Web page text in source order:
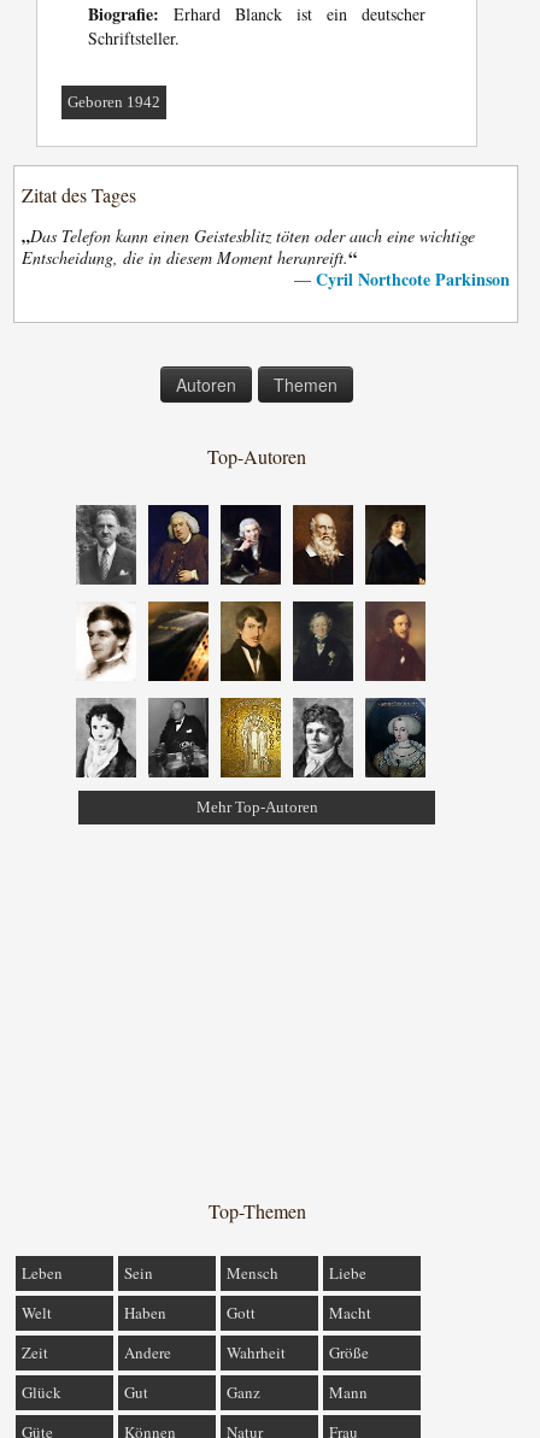
Biografie: Erhard Blanck ist ein deutscher
Schriftsteller.
Geboren 1942
Zitat des Tages
„Das Telefon kann einen Geistesblitz töten oder auch eine wichtige
Entscheidung, die in diesem Moment heranreift.“
— Cyril Northcote Parkinson
Autoren Themen
Top-Autoren
Mehr Top-Autoren
Top-Themen
Leben Sein Mensch
Liebe
Welt
Haben Gott
Macht
Zeit
Andere Wahrheit
Größe
Glück
Gut Ganz
Mann
Güte
Können Natur Frau